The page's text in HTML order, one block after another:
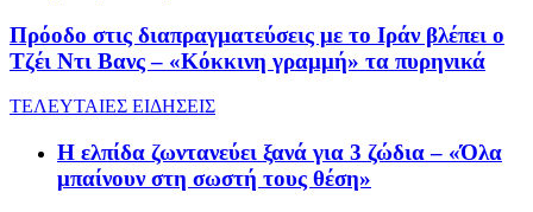
Πρόοδο στις διαπραγματεύσεις με το Ιράν βλέπει ο
Τζέι Ντι Βανς – «Κόκκινη γραμμή» τα πυρηνικά
ΤΕΛΕΥΤΑΙΕΣ ΕΙΔΗΣΕΙΣ
Η ελπίδα ζωντανεύει ξανά για 3 ζώδια – «Όλα
μπαίνουν στη σωστή τους θέση»